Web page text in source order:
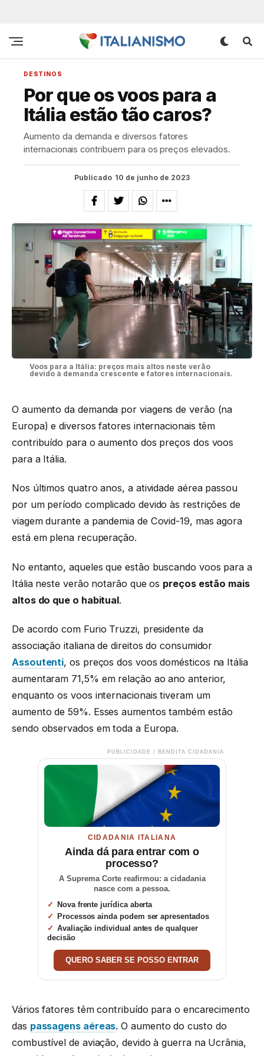
DESTINOS
Por que os voos para a
Itália estão tão caros?
Aumento da demanda e diversos fatores
internacionais contribuem para os preços elevados.
Publicado 10 de junho de 2023
Voos para a Itália: preços mais altos neste verão
devido à demanda crescente e fatores internacionais.
O aumento da demanda por viagens de verão (na
Europa) e diversos fatores internacionais têm
contribuído para o aumento dos preços dos voos
para a Itália.
Nos últimos quatro anos, a atividade aérea passou
por um período complicado devido às restrições de
viagem durante a pandemia de Covid-19, mas agora
está em plena recuperação.
No entanto, aqueles que estão buscando voos para a
Itália neste verão notarão que os preços estão mais
altos do que o habitual.
De acordo com Furio Truzzi, presidente da
associação italiana de direitos do consumidor
Assoutenti, os preços dos voos domésticos na Itália
aumentaram 71,5% em relação ao ano anterior,
enquanto os voos internacionais tiveram um
aumento de 59%. Esses aumentos também estão
sendo observados em toda a Europa.
PUBLICIDADE / BENDITA CIDADANIA
CIDADANIA ITALIANA
Ainda dá para entrar com o
processo?
A Suprema Corte reafirmou: a cidadania
nasce com a pessoa.
Nova frente jurídica aberta
Processos ainda podem ser apresentados
Avaliação individual antes de qualquer
decisão
QUERO SABER SE POSSO ENTRAR
Vários fatores têm contribuído para o encarecimento
das passagens aéreas. O aumento do custo do
combustível de aviação, devido à guerra na Ucrânia,